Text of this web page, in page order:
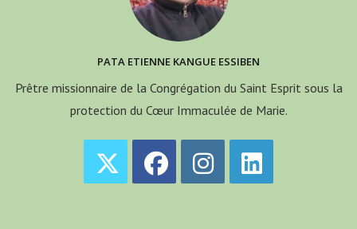
PATA ETIENNE KANGUE ESSIBEN
Prêtre missionnaire de la Congrégation du Saint Esprit sous la
protection du Cœur Immaculée de Marie.